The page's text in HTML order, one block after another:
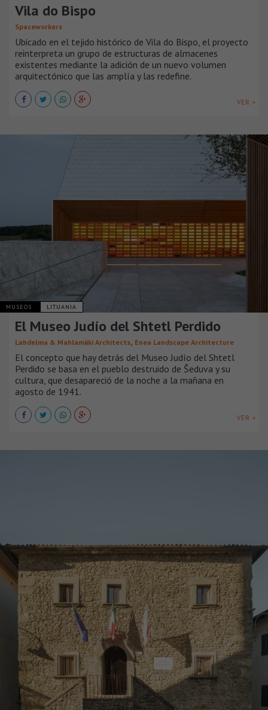
Vila do Bispo
Spaceworkers
Ubicado en el tejido histórico de Vila do Bispo, el proyecto
reinterpreta un grupo de estructuras de almacenes
existentes mediante la adición de un nuevo volumen
arquitectónico que las amplía y las redefine.
VER +
MUSEOS LITUANIA
El Museo Judío del Shtetl Perdido
Lahdelma & Mahlamäki Architects, Enea Landscape Architecture
El concepto que hay detrás del Museo Judío del Shtetl
Perdido se basa en el pueblo destruido de Šeduva y su
cultura, que desapareció de la noche a la mañana en
agosto de 1941.
VER +